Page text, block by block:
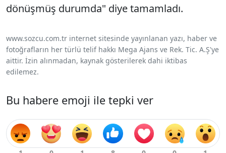
dönüşmüş durumda" diye tamamladı.
www.sozcu.com.tr internet sitesinde yayınlanan yazı, haber ve
fotoğrafların her türlü telif hakkı Mega Ajans ve Rek. Tic. A.Ş'ye
aittir. İzin alınmadan, kaynak gösterilerek dahi iktibas
edilemez.
Bu habere emoji ile tepki ver